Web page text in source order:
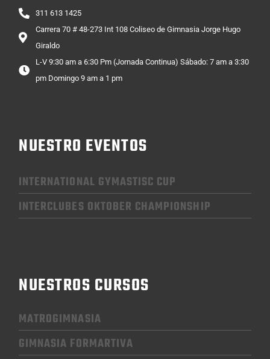
311 613 1425
Carrera 70 # 48-273 Int 108 Coliseo de Gimnasia Jorge Hugo
Giraldo
L-V 9:30 am a 6:30 Pm (Jornada Continua) Sábado: 7 am a 3:30
pm Domingo 9 am a 1 pm
NUESTRO EVENTOS
INTERNATIONAL GYMASTISC CUP
INTERCLUBES OKTOBER CHAMPIONSHIP
NUESTROS CURSOS
MATROGIMNASIA
GIMNASIA FORMARTIVA